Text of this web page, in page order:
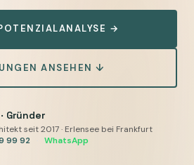
qualifizieren,
Anliegen
erkennen,
zuordnen,
Sie
frei
→
ANSEHEN ↓
Gründer
seit 2017 · Erlensee bei Frankfurt
99 92
WhatsApp